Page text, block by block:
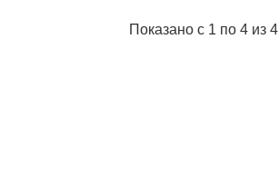
Показано с 1 по 4 из 4